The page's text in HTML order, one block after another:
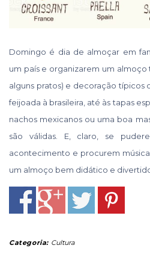
Domingo é dia de almoçar em
um país e organizarem um
alguns pratos) e decoração típicos
feijoada à brasileira, até às tapas
nachos mexicanos ou uma boa
são válidas. E, claro, se
acontecimento e procurem
um almoço bem didático e
Categoria: Cultura